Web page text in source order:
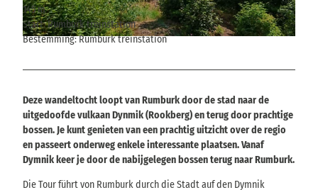
© ELBSANDSTEINGUIDES Sächsische Schweiz, Tourismusverband Sächsische Schweiz, Picasa
145 m
Start: Rumburk treinstation
Bestemming: Rumburk treinstation
Deze wandeltocht loopt van Rumburk door de stad naar de
uitgedoofde vulkaan Dynmik (Rookberg) en terug door prachtige
bossen. Je kunt genieten van een prachtig uitzicht over de regio
en passeert onderweg enkele interessante plaatsen. Vanaf
Dymnik keer je door de nabijgelegen bossen terug naar Rumburk.
Die Tour führt von Rumburk durch die Stadt auf den Dymnik